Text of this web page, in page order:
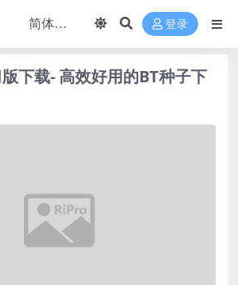
登录
下载- 高效好用的BT种子下